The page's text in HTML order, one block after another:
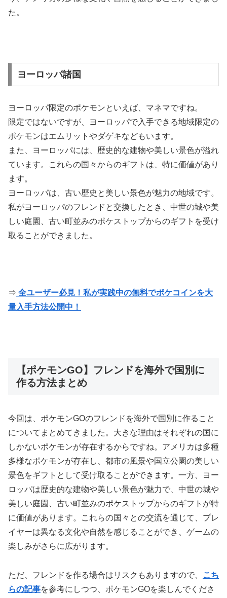
た。
ヨーロッパ諸国
ヨーロッパ限定のポケモンといえば、マネマですね。
限定ではないですが、ヨーロッパで入手できる地域限定の
ポケモンはエムリットやダゲキなどもいます。
また、ヨーロッパには、歴史的な建物や美しい景色が溢れ
ています。これらの国々からのギフトは、特に価値があり
ます。
ヨーロッパは、古い歴史と美しい景色が魅力の地域です。
私がヨーロッパのフレンドと交換したとき、中世の城や美
しい庭園、古い町並みのポケストップからのギフトを受け
取ることができました。
⇒ 全ユーザー必見！私が実践中の無料でポケコインを大
量入手方法公開中！
【ポケモンGO】フレンドを海外で国別に
作る方法まとめ
今回は、ポケモンGOのフレンドを海外で国別に作ること
についてまとめてきました。大きな理由はそれぞれの国に
しかないポケモンが存在するからですね。アメリカは多種
多様なポケモンが存在し、都市の風景や国立公園の美しい
景色をギフトとして受け取ることができます。一方、ヨー
ロッパは歴史的な建物や美しい景色が魅力で、中世の城や
美しい庭園、古い町並みのポケストップからのギフトが特
に価値があります。これらの国々との交流を通じて、プレ
イヤーは異なる文化や自然を感じることができ、ゲームの
楽しみがさらに広がります。
ただ、フレンドを作る場合はリスクもありますので、
こち
らの記事を参考にしつつ、ポケモンGOを楽しんでくださ